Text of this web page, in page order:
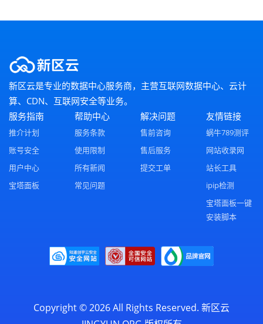
新区云是专业的数据中心服务商，主营互联网数据中心、云计
算、CDN、互联网安全等业务。
服务指南
推介计划
账号安全
用户中心
宝塔面板
帮助中心
服务条款
使用限制
所有新闻
常见问题
解决问题
售前咨询
售后服务
提交工单
友情链接
蜗牛789测评
网站收录网
站长工具
ipip检测
宝塔面板一键
安装脚本
Copyright © 2026 All Rights Reserved. 新区云